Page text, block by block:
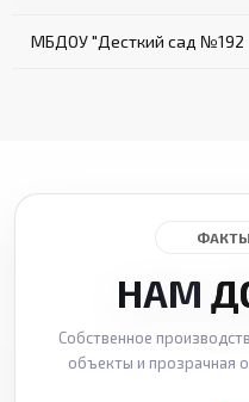
МБДОУ "Десткий сад №192
НАМ
Собственное
объекты и прозрачная